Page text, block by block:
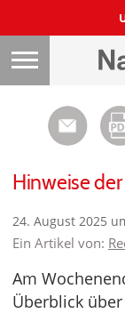
Hinweise
24. August 2025
Ein Artikel von:
Am
Überblick